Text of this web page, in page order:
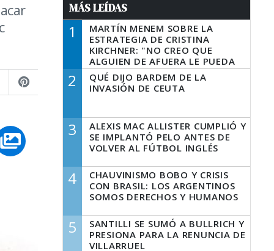
MÁS LEÍDAS
1
MARTÍN MENEM SOBRE LA
ESTRATEGIA DE CRISTINA
KIRCHNER: "NO CREO QUE
ALGUIEN DE AFUERA LE PUEDA
DECIR A LA JUSTICIA LO QUE
TIENE QUE HACER"
2
QUÉ DIJO BARDEM DE LA
INVASIÓN DE CEUTA
3
ALEXIS MAC ALLISTER CUMPLIÓ Y
SE IMPLANTÓ PELO ANTES DE
VOLVER AL FÚTBOL INGLÉS
4
CHAUVINISMO BOBO Y CRISIS
CON BRASIL: LOS ARGENTINOS
SOMOS DERECHOS Y HUMANOS
5
SANTILLI SE SUMÓ A BULLRICH Y
PRESIONA PARA LA RENUNCIA DE
VILLARRUEL